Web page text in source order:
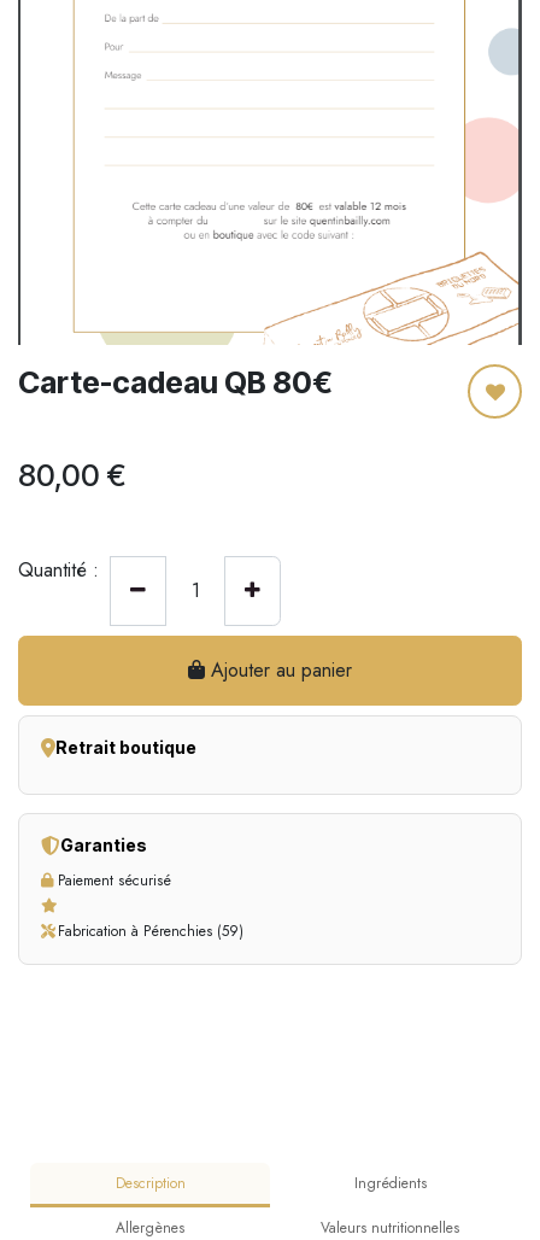
Carte-cadeau QB 80€
80,00 €
Quantité :
Ajouter au panier
Retrait boutique
Garanties
Paiement sécurisé
Fabrication à Pérenchies (59)
Description Ingrédients
Allergènes Valeurs nutritionnelles